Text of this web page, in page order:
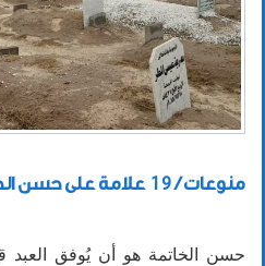
منوعات / 19 علامة على حسن الخاتمة
حسن الخاتمة هو أن يُوفق العبد